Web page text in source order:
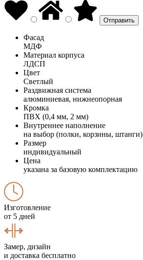
Фасад
МДФ
Материал корпуса
ЛДСП
Цвет
Светлый
Раздвижная система
алюминиевая, нижнеопорная
Кромка
ПВХ (0,4 мм, 2 мм)
Внутреннее наполнение
на выбор (полки, корзины, штанги)
Размер
индивидуальный
Цена
указана за базовую комплектацию
Изготовление
от 5 дней
Замер, дизайн
и доставка бесплатно